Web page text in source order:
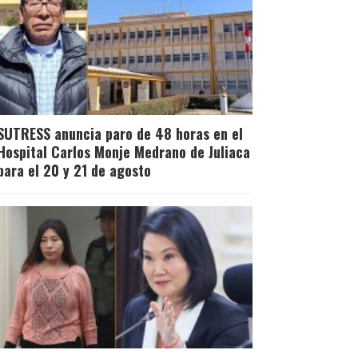
anuncia paro de 48 horas en el
Carlos Monje Medrano de Juliaca
el 20 y 21 de agosto